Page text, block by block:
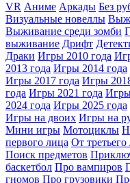
VR Аниме Аркады Без
Визуальные новеллы
Выживание среди зомби
выживание Дрифт
Драки Игры 2010 года
2013 года Игры 2014 года
Игры 2017 года Игры
года Игры 2021 года
2024 года Игры 2025 года
Игры на двоих Игры на
Мини игры Мотоциклы
первого лица От третьего
Поиск предметов
баскетбол Про вампиров
гномов Про грузовики